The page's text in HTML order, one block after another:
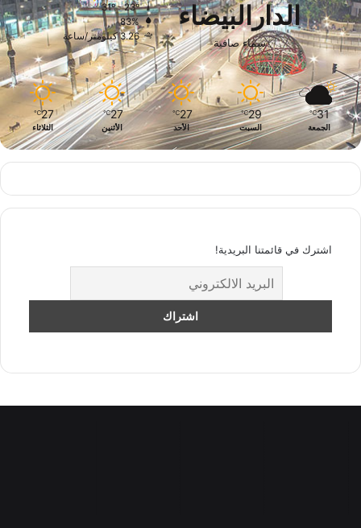
الدارالبيضاء
سماء صافية
31º - 23º
83%
3.26 كيلومتر/ساعة
31
℃
الجمعة
29
℃
السبت
27
℃
الأحد
27
℃
الأثنين
27
℃
الثلاثاء
اشترك في قائمتنا البريدية!